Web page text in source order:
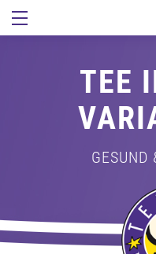
TEE
GESUND